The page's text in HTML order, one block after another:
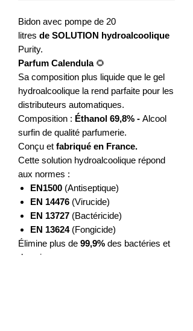
Bidon avec pompe de 20
litres de SOLUTION hydroalcoolique
Purity.
Parfum Calendula 🌻
Sa composition plus liquide que le gel
hydroalcoolique la rend parfaite pour les
distributeurs automatiques.
Composition : Éthanol 69,8% - Alcool
surfin de qualité parfumerie.
Conçu et fabriqué en France.
Cette solution hydroalcoolique répond
aux normes :
EN1500 (Antiseptique)
EN 14476 (Virucide)
EN 13727 (Bactéricide)
EN 13624(Fongicide)
Élimine plus de 99,9% des bactéries et
des virus